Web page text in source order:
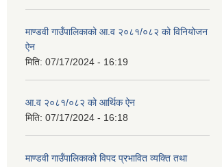
माण्डवी गाउँपालिकाको आ.व २०८१/०८२ को विनियोजन
ऐन
मिति: 07/17/2024 - 16:19
आ.व २०८१/०८२ को आर्थिक ऐन
मिति: 07/17/2024 - 16:18
माण्डवी गाउँपालिकाको विपद प्रभावित व्यक्ति तथा